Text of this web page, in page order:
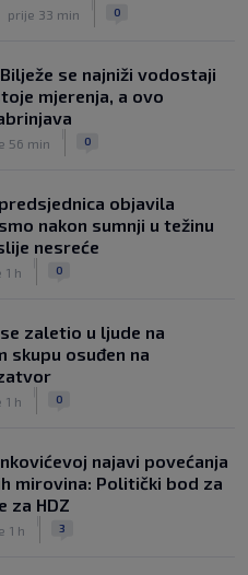
prije 33 min 0
se najniži vodostaji
mjerenja, a ovo
56 min 0
objavila
nakon sumnji u težinu
nesreće
1 h 0
zaletio u ljude na
skupu osuđen na
1 h 0
najavi povećanja
mirovina: Politički bod za
za HDZ
1 h 3